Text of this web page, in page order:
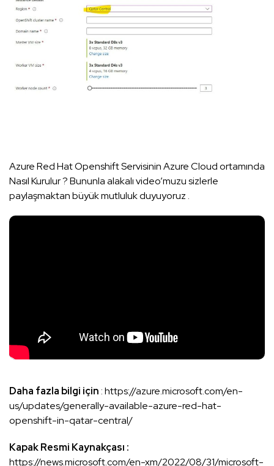
Azure Red Hat Openshift Servisinin Azure Cloud ortamında
Nasıl Kurulur ? Bununla alakalı video’muzu sizlerle
paylaşmaktan büyük mutluluk duyuyoruz .
Daha fazla bilgi için :https://azure.microsoft.com/en-
us/updates/generally-available-azure-red-hat-
openshift-in-qatar-central/
Kapak Resmi Kaynakçası :
https://news.microsoft.com/en-xm/2022/08/31/microsoft-